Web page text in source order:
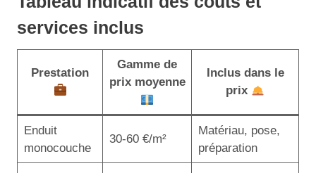
services inclus
Prestation
Gamme de
prix moyenne
Inclus dans le
prix
Enduit
monocouche
30-60 €/m²
Matériau, pose,
préparation